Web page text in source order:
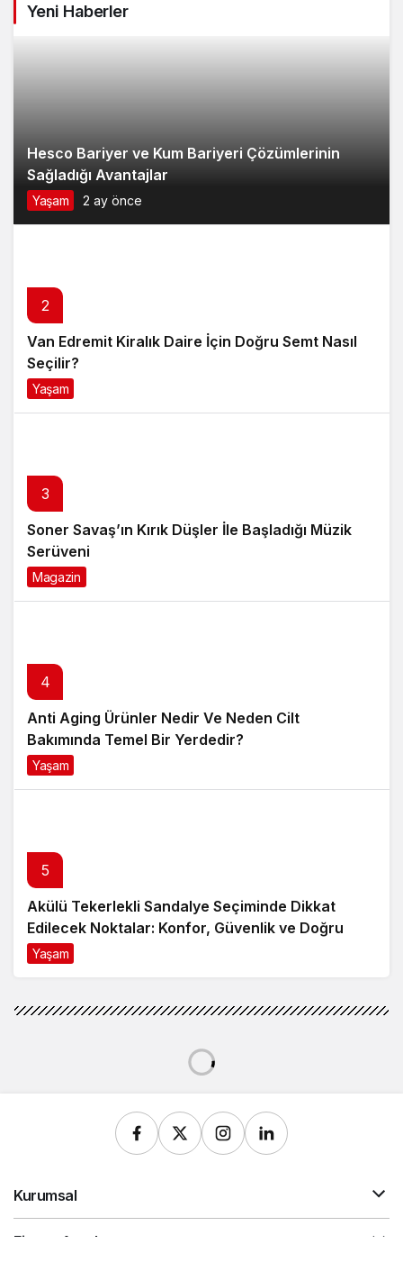
Yeni Haberler
Hesco Bariyer ve Kum Bariyeri Çözümlerinin
Sağladığı Avantajlar
Yaşam 2 ay önce
2
Van Edremit Kiralık Daire İçin Doğru Semt Nasıl
Seçilir?
Yaşam
3
Soner Savaş’ın Kırık Düşler İle Başladığı Müzik
Serüveni
Magazin
4
Anti Aging Ürünler Nedir Ve Neden Cilt
Bakımında Temel Bir Yerdedir?
Yaşam
5
Akülü Tekerlekli Sandalye Seçiminde Dikkat
Edilecek Noktalar: Konfor, Güvenlik ve Doğru
Model Tercihi
Yaşam
Kurumsal
Finans Araçları